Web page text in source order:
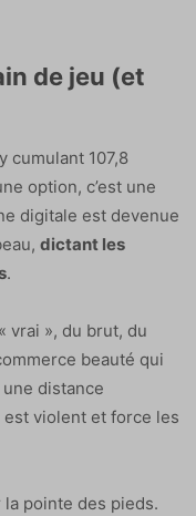
de jeu (et
cumulant 107,8
option, c’est une
digitale est devenue
dictant les
.
vrai », du brut, du
beauté qui
distance
violent et force les
la pointe des pieds.